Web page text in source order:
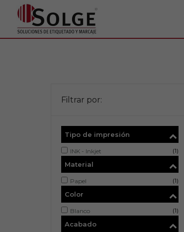
Filtrar por:
Tipo de impresión
INK - Inkjet (1)
Material
Papel (1)
Color
Blanco (1)
Acabado